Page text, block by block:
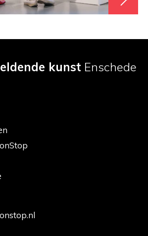
kunst Enschede